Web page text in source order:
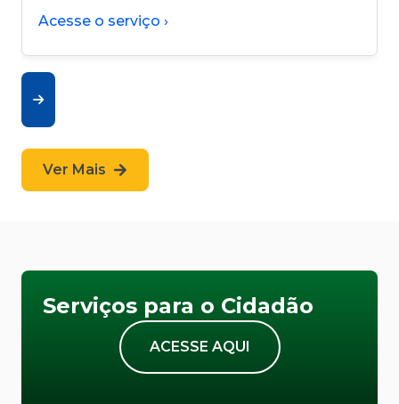
Acesse o serviço ›
Ver Mais
Serviços para o Cidadão
ACESSE AQUI